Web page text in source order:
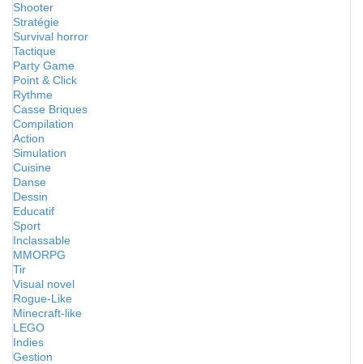
Shooter
Stratégie
Survival horror
Tactique
Party Game
Point & Click
Rythme
Casse Briques
Compilation
Action
Simulation
Cuisine
Danse
Dessin
Educatif
Sport
Inclassable
MMORPG
Tir
Visual novel
Rogue-Like
Minecraft-like
LEGO
Indies
Gestion